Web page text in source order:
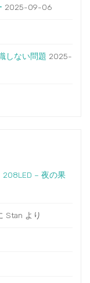
2025-09-06
しない問題 2025-
208LED – 夜の果
Stan より